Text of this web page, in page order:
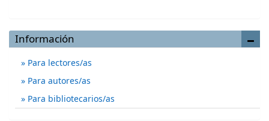
Información
Para lectores/as
Para autores/as
Para bibliotecarios/as